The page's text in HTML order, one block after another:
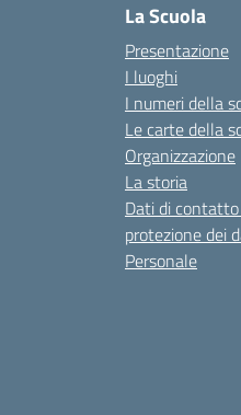
La Scuola
Presentazione
I luoghi
I numeri della
Le carte della
Organizzazione
La storia
Dati di
protezione dei
Personale